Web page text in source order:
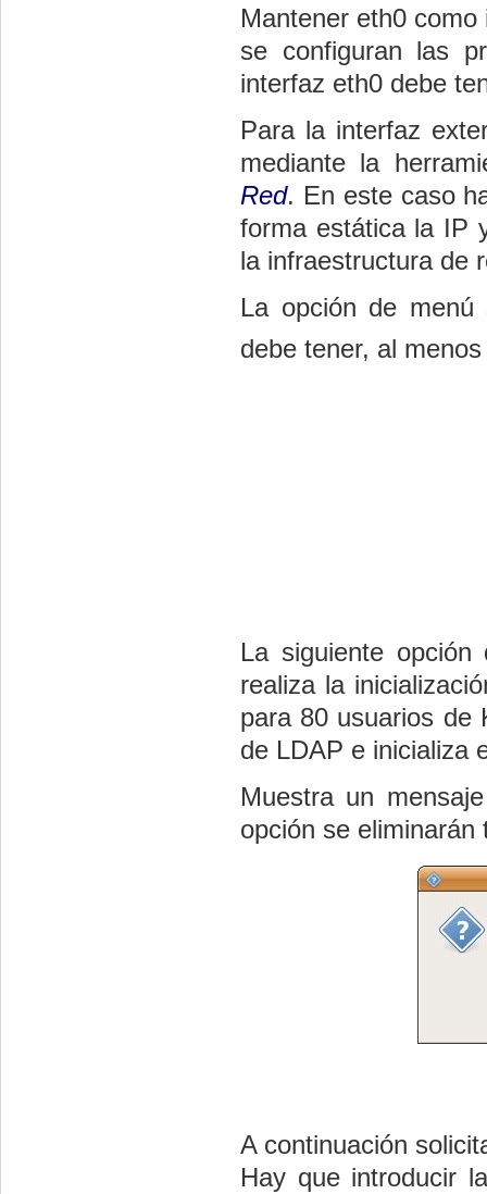
Mantener eth0
se configuran las
interfaz eth0 debe
Para la interfaz
mediante la
Red. En este caso
forma estática la IP
la infraestructura de
La opción de
debe tener, al
La siguiente
realiza la
para 80 usuarios de
de LDAP e inicializa
Muestra un
opción se
A continuación
Hay que introducir